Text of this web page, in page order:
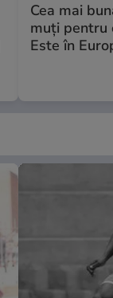
Cea mai
muţi pentru
Este în